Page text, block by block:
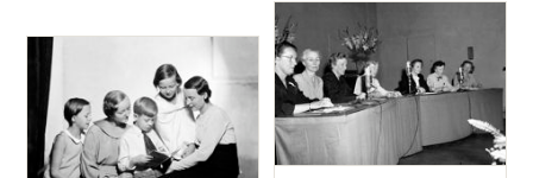
förrättas av sex
unga kvinnor